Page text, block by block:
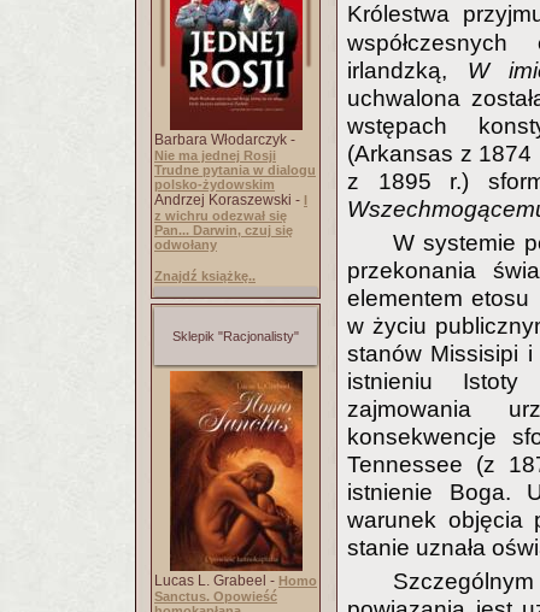
Barbara Włodarczyk -
Nie ma jednej Rosji
Trudne pytania w dialogu
polsko-żydowskim
Andrzej Koraszewski - I
z wichru odezwał się
Pan... Darwin, czuj się
odwołany
Znajdź książkę..
Sklepik "Racjonalisty"
Lucas L. Grabeel - Homo
Sanctus. Opowieść
Królestwa
irlandzką, W
uchwalona
wstępach
(Arkansas z 1874
z 1895 r.)
W systemie
przekonania
elementem
w życiu
stanów Missisipi i
istnieniu Istoty
zajmowania
konsekwencje
Tennessee (z
istnienie Boga.
warunek objęcia
stanie uznała